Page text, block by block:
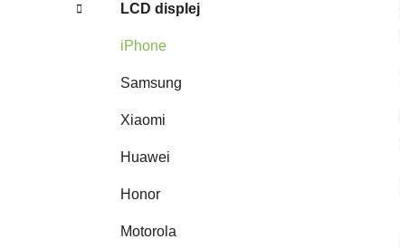
LCD displej
iPhone
Samsung
Xiaomi
Huawei
Honor
Motorola